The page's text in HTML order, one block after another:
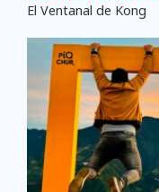
El Ventanal de Kong